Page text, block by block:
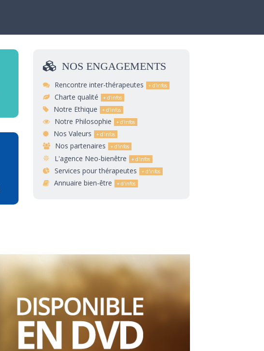
NOS ENGAGEMENTS
Rencontre inter-thérapeutes
Charte qualité
Notre Ethique
Notre Philosophie
Nos Valeurs
Nos partenaires
L'agence Neo-bienêtre
Services pour thérapeutes
Annuaire bien-être